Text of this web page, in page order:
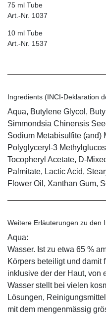
75 ml Tube
Art.-Nr. 1037
10 ml Tube
Art.-Nr. 1537
Ingredients (INCI-Deklaration
Aqua, Butylene Glycol,
Simmondsia Chinensis
Sodium Metabisulfite (and)
Polyglyceryl-3
Tocopheryl Acetate, D-
Palmitate, Lactic Acid,
Flower Oil, Xanthan Gum,
Weitere Erläuterungen zu den
Aqua:
Wasser. Ist zu etwa 65 %
Körpers beteiligt und damit
inklusive der der Haut, von
Wasser stellt bei vielen
Lösungen,
mit dem mengenmässig